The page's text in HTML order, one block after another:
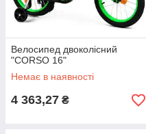
Велосипед двоколісний
"CORSO 16"
Немає в наявності
4 363,27 ₴